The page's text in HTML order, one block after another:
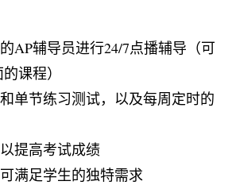
AP辅导员进行24/7点播辅导（可
课程）
单节练习测试，以及每周定时的
提高考试成绩
满足学生的独特需求